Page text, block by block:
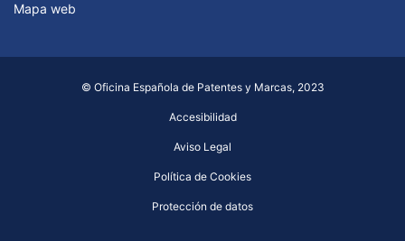
Mapa web
© Oficina Española de Patentes y Marcas, 2023
Accesibilidad
Aviso Legal
Política de Cookies
Protección de datos